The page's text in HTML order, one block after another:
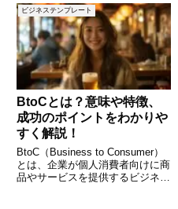
節感を上手に表現する「時候の挨
拶」は、手紙やメール、暑中見舞
いなどで大いに活用されます。本
記事では、7月にふさわしい時候
ビジネステンプレート
BtoCとは？意味や特徴、
成功のポイントをわかりや
すく解説！
BtoC（Business to Consumer）
とは、企業が個人消費者向けに商
品やサービスを提供するビジネス